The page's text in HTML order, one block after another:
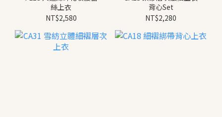
絲上衣
NT$2,580
背心Set
NT$2,280